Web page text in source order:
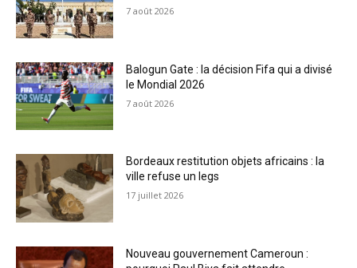
7 août 2026
Balogun Gate : la décision Fifa qui a divisé
le Mondial 2026
7 août 2026
Bordeaux restitution objets africains : la
ville refuse un legs
17 juillet 2026
Nouveau gouvernement Cameroun :